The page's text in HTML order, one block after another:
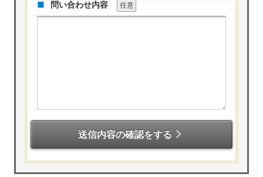
問い合わせ内容 任意
送信内容の確認をする